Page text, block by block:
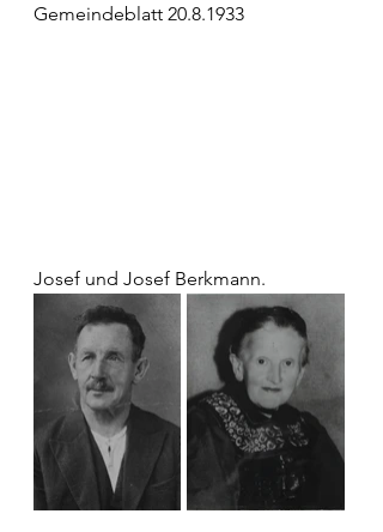
Gemeindeblatt 20.8.1933
Josef und Josef Berkmann.